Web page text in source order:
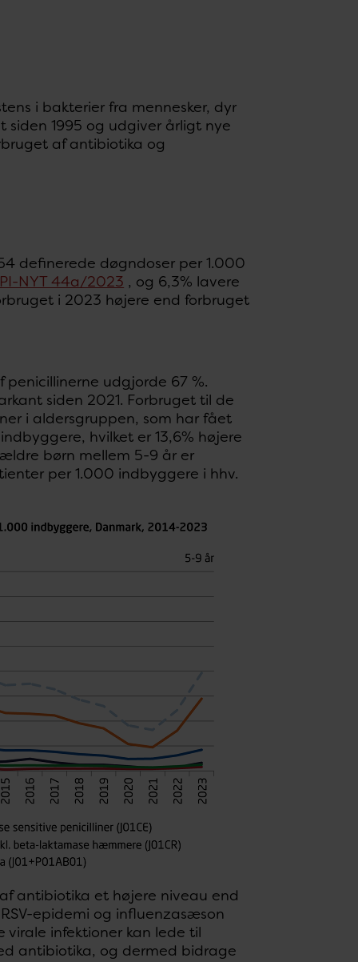
i bakterier fra mennesker, dyr
siden 1995 og udgiver årligt nye
af antibiotika og
definerede døgndoser per 1.000
NYT 44a/2023 , og 6,3% lavere
i 2023 højere end forbruget
udgjorde 67 %.
siden 2021. Forbruget til de
i aldersgruppen, som har fået
hvilket er 13,6% højere
børn mellem 5-9 år er
per 1.000 indbyggere i hhv.
antibiotika et højere niveau end
epidemi og influenzasæson
virale infektioner kan lede til
antibiotika, og dermed bidrage